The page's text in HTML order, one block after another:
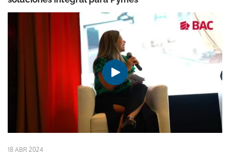
18 ABR 2024